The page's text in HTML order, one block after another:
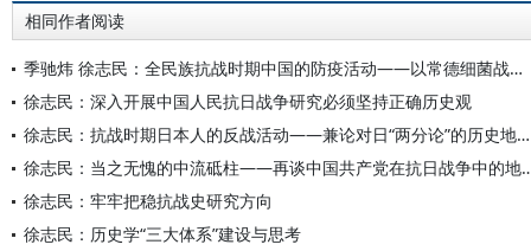
相同作者阅读
季驰炜 徐志民：全民族抗战时期中国的防疫活动——以常德细菌战防治为例
徐志民：深入开展中国人民抗日战争研究必须坚持正确历史观
徐志民：抗战时期日本人的反战活动——兼论对日“两分论”的历史地位与现实意义
徐志民：当之无愧的中流砥柱
徐志民：牢牢把稳抗战史研究方向
徐志民：历史学“三大体系”建设与思考